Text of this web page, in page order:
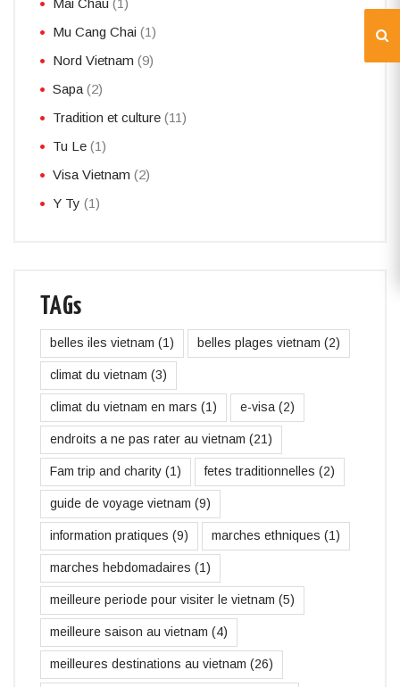
Mu Cang Chai (1)
Nord Vietnam (9)
Sapa (2)
Tradition et culture (11)
Tu Le (1)
Visa Vietnam (2)
Y Ty (1)
TAGs
belles iles vietnam (1) belles plages vietnam (2)
climat du vietnam (3)
climat du vietnam en mars (1) e-visa (2)
endroits a ne pas rater au vietnam (21)
Fam trip and charity (1) fetes traditionnelles (2)
guide de voyage vietnam (9)
information pratiques (9) marches ethniques (1)
marches hebdomadaires (1)
meilleure periode pour visiter le vietnam (5)
meilleure saison au vietnam (4)
meilleures destinations au vietnam (26)